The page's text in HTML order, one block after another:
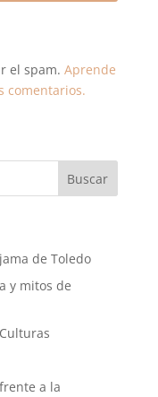
el spam. Aprende
comentarios.
de Toledo
y mitos de
a la